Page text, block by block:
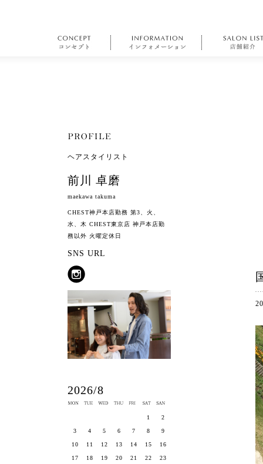
ヘアスタイリスト
前川 卓磨
maekawa takuma
CHEST神戸本店勤務 第3、火、
水、木 CHEST東京店 神戸本店勤
務以外 火曜定休日
SNS URL
2026/8
1 2
3 4 5 6 7 8 9
10 11 12 13 14 15 16
17 18 19 20 21 22 23